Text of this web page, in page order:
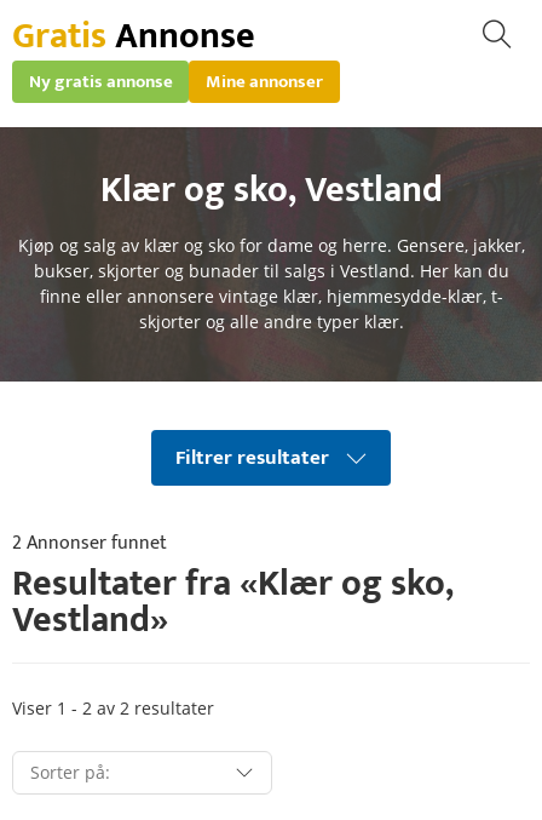
GratisAnnonse
Ny gratis annonse Mine annonser
Klær og sko,Vestland
Kjøp og salg av klær og sko for dame og herre. Gensere, jakker,
bukser, skjorter og bunader til salgs i Vestland. Her kan du
finne eller annonsere vintage klær, hjemmesydde-klær, t-
skjorter og alle andre typer klær.
Filtrer resultater
2 Annonser funnet
Resultater fra «Klær og sko,
Vestland»
Viser 1 - 2 av 2 resultater